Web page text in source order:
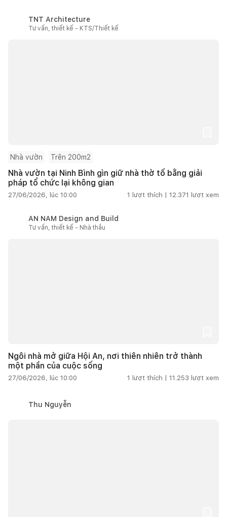
TNT Architecture
Tư vấn, thiết kế - KTS/Thiết kế
Nhà vườn Trên 200m2
Nhà vườn tại Ninh Bình gìn giữ nhà thờ tổ bằng giải
pháp tổ chức lại không gian
27/06/2026, lúc 10:00 1 lượt thích | 12.371 lượt xem
AN NAM Design and Build
Tư vấn, thiết kế - Nhà thầu
Ngôi nhà mở giữa Hội An, nơi thiên nhiên trở thành
một phần của cuộc sống
27/06/2026, lúc 10:00 1 lượt thích | 11.253 lượt xem
Thu Nguyễn